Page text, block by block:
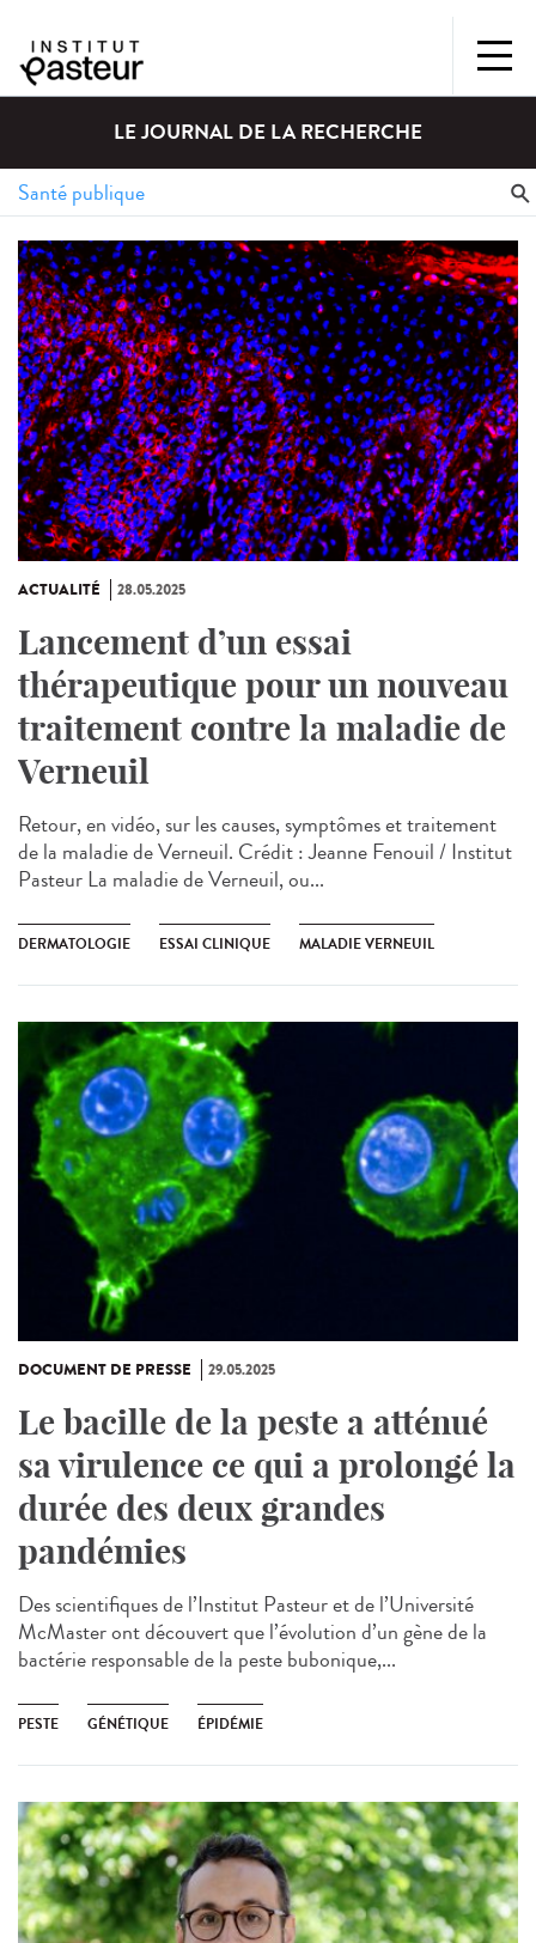
LE JOURNAL DE LA RECHERCHE
ACTUALITÉ 28.05.2025
Lancement d’un essai
thérapeutique pour un nouveau
traitement contre la maladie de
Verneuil
Retour, en vidéo, sur les causes, symptômes et traitement
de la maladie de Verneuil. Crédit : Jeanne Fenouil / Institut
Pasteur La maladie de Verneuil, ou...
DERMATOLOGIE ESSAI CLINIQUE MALADIE VERNEUIL
DOCUMENT DE PRESSE 29.05.2025
Le bacille de la peste a atténué
sa virulence ce qui a prolongé la
durée des deux grandes
pandémies
Des scientifiques de l’Institut Pasteur et de l’Université
McMaster ont découvert que l’évolution d’un gène de la
bactérie responsable de la peste bubonique,...
PESTE GÉNÉTIQUE ÉPIDÉMIE